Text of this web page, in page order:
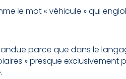
le mot « véhicule » qui
parce que dans le
» presque